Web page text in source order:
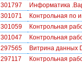
301797
Информатика
301071
Контрольная по
301059
Контрольная
301047
Контрольная
297565
Витрина данных
297117
Контрольная